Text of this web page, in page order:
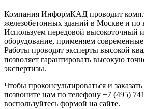
Компания ИнформКАД проводит
железобетонных зданий в Москве и по
Используем передовой высокоточный
оборудование, применяем
Работы проводят эксперты высокой
позволяет гарантировать высокую
экспертизы.
Чтобы проконсультироваться и
позвоните нам по телефону +7 (495)
воспользуйтесь формой на сайте.